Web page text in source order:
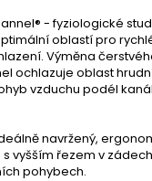
- fyziologické
oblastí pro
Výměna
ochlazuje oblast
vzduchu podél
navržený,
vyšším řezem v
pohybech.